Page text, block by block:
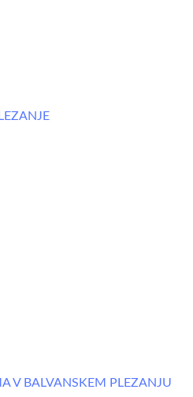
V BALVANSKEM PLEZANJU